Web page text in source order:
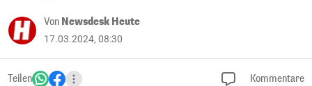
Von Newsdesk Heute
17.03.2024, 08:30
Teilen Kommentare